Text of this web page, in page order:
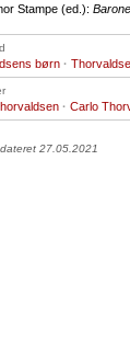
Stampe (ed.):
børn ·
· Carlo
27.05.2021